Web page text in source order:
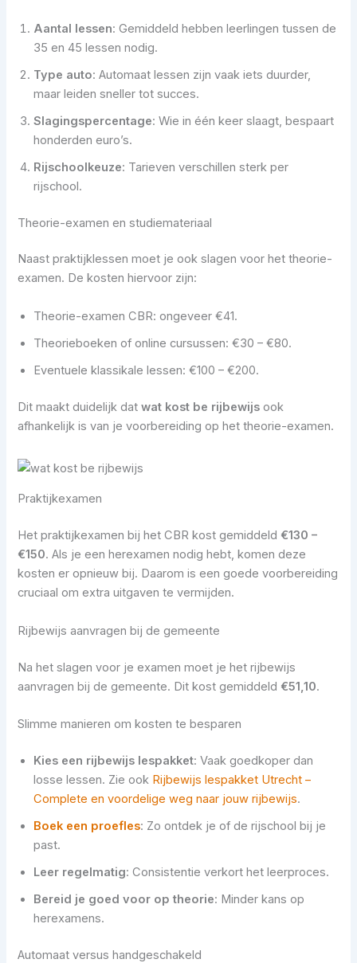
Aantal lessen: Gemiddeld hebben leerlingen tussen de
35 en 45 lessen nodig.
Type auto: Automaat lessen zijn vaak iets duurder,
maar leiden sneller tot succes.
Slagingspercentage: Wie in één keer slaagt, bespaart
honderden euro’s.
Rijschoolkeuze: Tarieven verschillen sterk per
rijschool.
Theorie-examen en studiemateriaal
Naast praktijklessen moet je ook slagen voor het theorie-
examen. De kosten hiervoor zijn:
Theorie-examen CBR: ongeveer €41.
Theorieboeken of online cursussen: €30 – €80.
Eventuele klassikale lessen: €100 – €200.
Dit maakt duidelijk datwat kost be rijbewijs ook
afhankelijk is van je voorbereiding op het theorie-examen.
Praktijkexamen
Het praktijkexamen bij het CBR kost gemiddeld €130 –
€150. Als je een herexamen nodig hebt, komen deze
kosten er opnieuw bij. Daarom is een goede voorbereiding
cruciaal om extra uitgaven te vermijden.
Rijbewijs aanvragen bij de gemeente
Na het slagen voor je examen moet je het rijbewijs
aanvragen bij de gemeente. Dit kost gemiddeld €51,10.
Slimme manieren om kosten te besparen
Kies een rijbewijs lespakket: Vaak goedkoper dan
losse lessen. Zie ook Rijbewijs lespakket Utrecht –
Complete en voordelige weg naar jouw rijbewijs.
Boek een proefles: Zo ontdek je of de rijschool bij je
past.
Leer regelmatig: Consistentie verkort het leerproces.
Bereid je goed voor op theorie: Minder kans op
herexamens.
Automaat versus handgeschakeld